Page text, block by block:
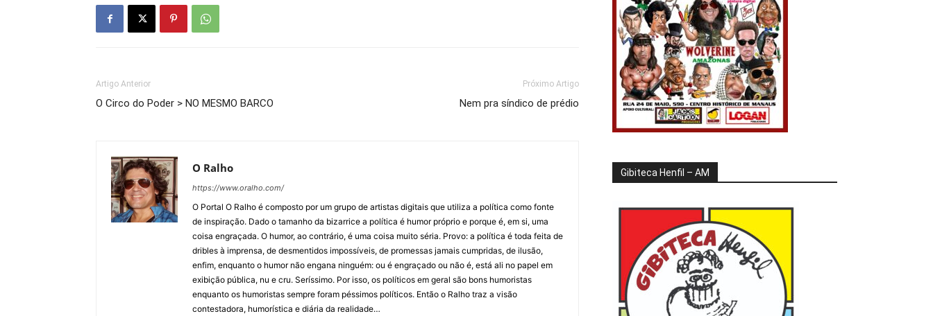
Artigo Anterior
O Circo do Poder > NO MESMO BARCO
Próximo Artigo
Nem pra síndico de prédio
O Ralho
https://www.oralho.com/
O Portal O Ralho é composto por um grupo de artistas digitais que utiliza a política como fonte
de inspiração. Dado o tamanho da bizarrice a política é humor próprio e porque é, em si, uma
coisa engraçada. O humor, ao contrário, é uma coisa muito séria. Provo: a política é toda feita de
dribles à imprensa, de desmentidos impossíveis, de promessas jamais cumpridas, de ilusão,
enfim, enquanto o humor não engana ninguém: ou é engraçado ou não é, está ali no papel em
exibição pública, nu e cru. Seríssimo. Por isso, os políticos em geral são bons humoristas
enquanto os humoristas sempre foram péssimos políticos. Então o Ralho traz a visão
contestadora, humorística e diária da realidade…
Gibiteca Henfil – AM